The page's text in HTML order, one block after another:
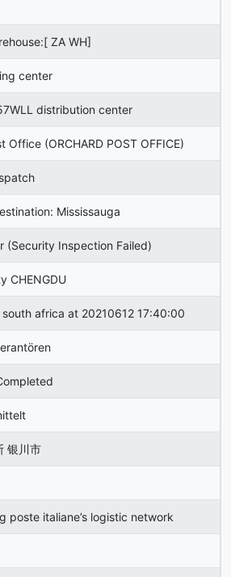
ZA WH]
center
distribution center
Office (ORCHARD POST OFFICE)
Mississauga
(Security Inspection Failed)
CHENGDU
africa at 20210612 17:40:00
银川市
poste italiane’s logistic network